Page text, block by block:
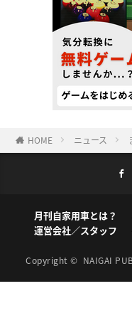
HOME ニュース
月刊自家用車とは？
運営会社／スタッフ
Copyright © NAIGAI